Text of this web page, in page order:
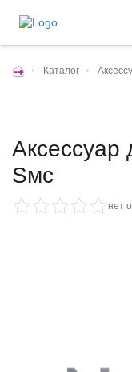
• Каталог •
Аксессуар
Sмс
нет